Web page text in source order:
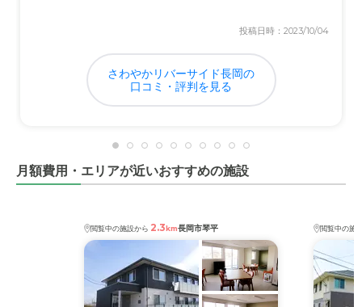
外観：優しい感じがしてよかった。内装：共通・共同スペ
居費用もあり、バランスはとれていると感じている。入浴
施設も充実している。空調設備も満足。その他付帯設備・
備品等もよい。
ス：看護師がしっかり面倒を見てくれているので安心。専
添ってくれたり、入退院の世話もして頂いたので信頼して
近隣環境や交通アクセスについて
投稿日時：2023/10/04
さわやかリバーサイド長岡の
口コミ・評判を見る
月額費用・エリアが近いおすすめの施設
閲覧中の施設から 2.3km長岡市琴平 閲覧中の施